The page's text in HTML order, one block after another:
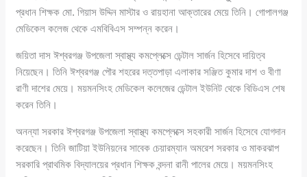
প্রধান শিক্ষক মো. গিয়াস উদ্দিন মাস্টার ও রায়হানা আক্তারের মেয়ে তিনি। গোপালগঞ্জ
মেডিকেল কলেজ থেকে এমবিবিএস সম্পন্ন করেন।
জয়িতা দাস ঈশ্বরগঞ্জ উপজেলা স্বাস্থ্য কমপ্লেক্সে ডেন্টাল সার্জন হিসেবে দায়িত্ব
নিয়েছেন। তিনি ঈশ্বরগঞ্জ পৌর শহরের দত্তপাড়া এলাকার সঞ্জিত কুমার দাশ ও বীণা
রাণী দাশের মেয়ে। ময়মনসিংহ মেডিকেল কলেজের ডেন্টাল ইউনিট থেকে বিডিএস শেষ
করেন তিনি।
অনন্যা সরকার ঈশ্বরগঞ্জ উপজেলা স্বাস্থ্য কমপ্লেক্সে সহকারী সার্জন হিসেবে যোগদান
করেছেন। তিনি জাটিয়া ইউনিয়নের সাবেক চেয়ারম্যান অমরেশ সরকার ও মাকরঝাপ
সরকারি প্রাথমিক বিদ্যালয়ের প্রধান শিক্ষক বন্দনা রানী পালের মেয়ে। ময়মনসিংহ